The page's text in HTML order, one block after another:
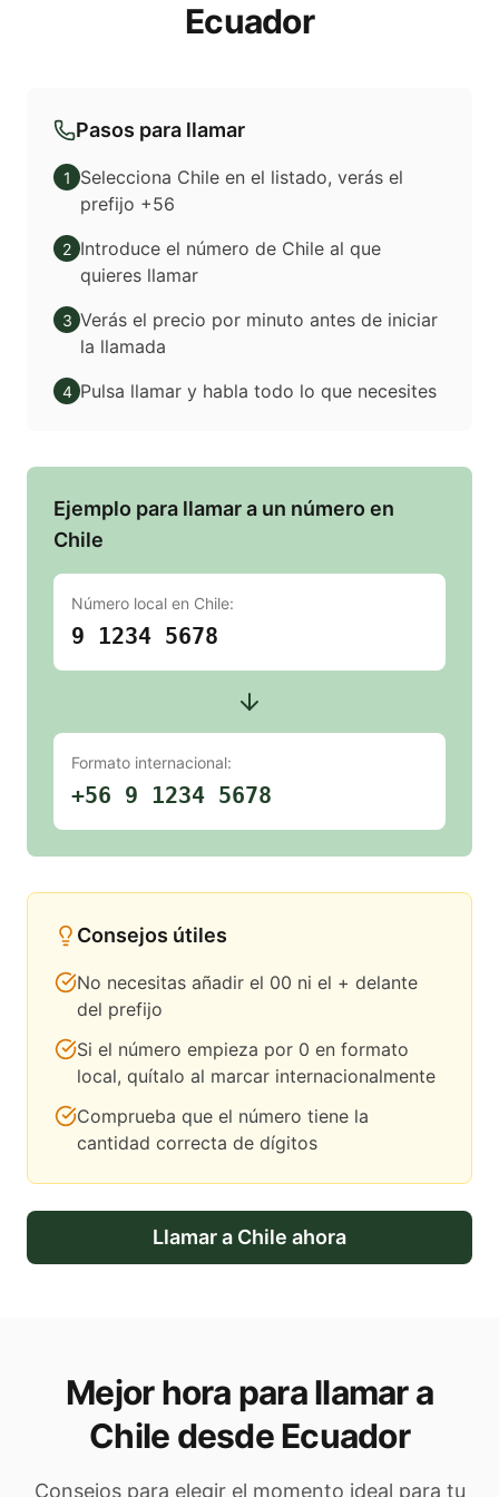
Ecuador
Pasos para llamar
1
Selecciona Chile en el listado, verás el
prefijo +56
2 Introduce el número de Chile al que
quieres llamar
3 Verás el precio por minuto antes de iniciar
la llamada
4 Pulsa llamar y habla todo lo que necesites
Ejemplo para llamar a un número en
Chile
Número local en Chile:
9 1234 5678
Formato internacional:
+56 9 1234 5678
Consejos útiles
No necesitas añadir el 00 ni el + delante
del prefijo
Si el número empieza por 0 en formato
local, quítalo al marcar internacionalmente
Comprueba que el número tiene la
cantidad correcta de dígitos
Llamar a Chile ahora
Mejor hora para llamar a
Chile desde Ecuador
Consejos para elegir el momento ideal para tu